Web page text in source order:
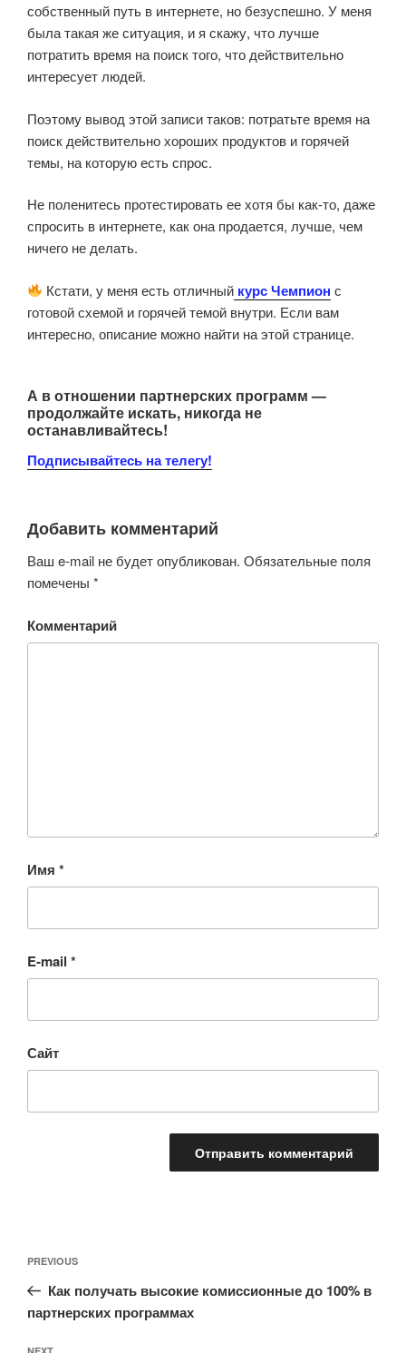
собственный путь в интернете, но безуспешно. У меня
была такая же ситуация, и я скажу, что лучше
потратить время на поиск того, что действительно
интересует людей.
Поэтому вывод этой записи таков: потратьте время на
поиск действительно хороших продуктов и горячей
темы, на которую есть спрос.
Не поленитесь протестировать ее хотя бы как-то, даже
спросить в интернете, как она продается, лучше, чем
ничего не делать.
Кстати, у меня есть отличный курс Чемпион с
готовой схемой и горячей темой внутри. Если вам
интересно, описание можно найти на этой странице.
А в отношении партнерских программ —
продолжайте искать, никогда не
останавливайтесь!
Подписывайтесь на телегу!
Добавить комментарий
Ваш e-mail не будет опубликован. Обязательные поля
помечены *
Комментарий
Имя *
E-mail *
Сайт
по
записям
Previous
Post
PREVIOUS
Как получать высокие комиссионные до 100% в
партнерских программах